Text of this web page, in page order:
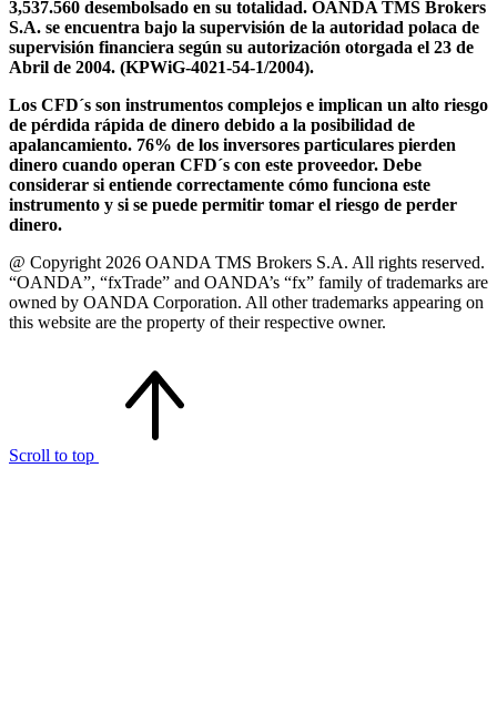
3,537.560 desembolsado en su totalidad. OANDA TMS Brokers
S.A. se encuentra bajo la supervisión de la autoridad polaca de
supervisión financiera según su autorización otorgada el 23 de
Abril de 2004. (KPWiG-4021-54-1/2004).
Los CFD´s son instrumentos complejos e implican un alto riesgo
de pérdida rápida de dinero debido a la posibilidad de
apalancamiento. 76% de los inversores particulares pierden
dinero cuando operan CFD´s con este proveedor. Debe
considerar si entiende correctamente cómo funciona este
instrumento y si se puede permitir tomar el riesgo de perder
dinero.
@ Copyright 2026 OANDA TMS Brokers S.A. All rights reserved.
“OANDA”, “fxTrade” and OANDA’s “fx” family of trademarks are
owned by OANDA Corporation. All other trademarks appearing on
this website are the property of their respective owner.
Scroll to top